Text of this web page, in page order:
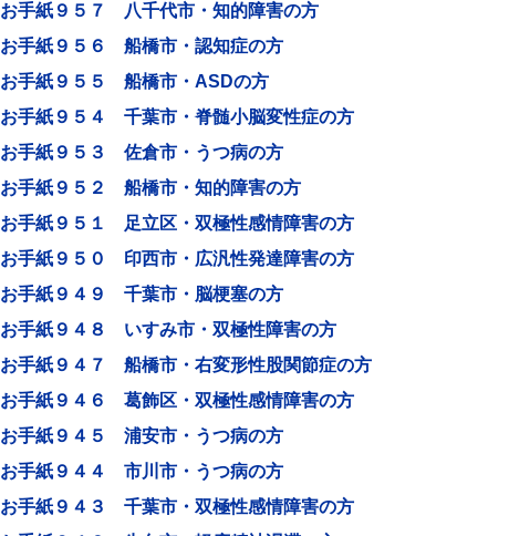
お手紙９５７ 八千代市・知的障害の方
お手紙９５６ 船橋市・認知症の方
お手紙９５５ 船橋市・ASDの方
お手紙９５４ 千葉市・脊髄小脳変性症の方
お手紙９５３ 佐倉市・うつ病の方
お手紙９５２ 船橋市・知的障害の方
お手紙９５１ 足立区・双極性感情障害の方
お手紙９５０ 印西市・広汎性発達障害の方
お手紙９４９ 千葉市・脳梗塞の方
お手紙９４８ いすみ市・双極性障害の方
お手紙９４７ 船橋市・右変形性股関節症の方
お手紙９４６ 葛飾区・双極性感情障害の方
お手紙９４５ 浦安市・うつ病の方
お手紙９４４ 市川市・うつ病の方
お手紙９４３ 千葉市・双極性感情障害の方